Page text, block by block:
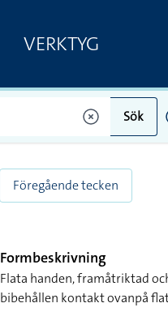
VERKTYG
Sök
Föregående tecken
Formbeskrivning
Flata handen, framåtriktad
bibehållen kontakt ovanpå